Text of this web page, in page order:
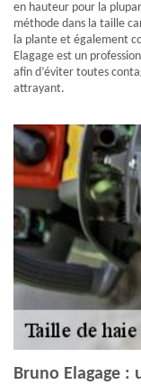
en hauteur pour la
méthode dans la taille
la plante et également
Elagage est un
afin d’éviter toutes
attrayant.
Bruno Elagage :